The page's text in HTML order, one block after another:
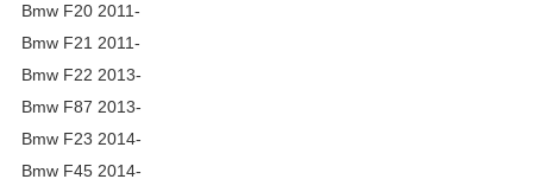
Bmw F20 2011-
Bmw F21 2011-
Bmw F22 2013-
Bmw F87 2013-
Bmw F23 2014-
Bmw F45 2014-